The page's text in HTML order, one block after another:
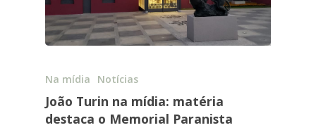
Na mídia Notícias
João Turin na mídia: matéria
destaca o Memorial Paranista